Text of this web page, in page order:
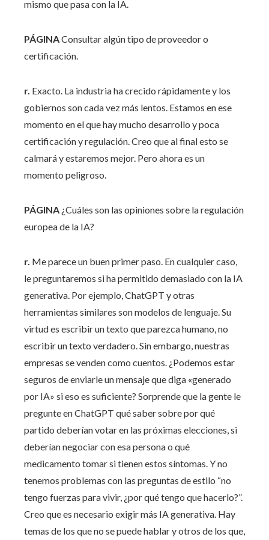
mismo que pasa con la IA.
PÁGINAConsultar algún tipo de proveedor o
certificación.
r. Exacto. La industria ha crecido rápidamente y los
gobiernos son cada vez más lentos. Estamos en ese
momento en el que hay mucho desarrollo y poca
certificación y regulación. Creo que al final esto se
calmará y estaremos mejor. Pero ahora es un
momento peligroso.
PÁGINA ¿Cuáles son las opiniones sobre la regulación
europea de la IA?
r. Me parece un buen primer paso. En cualquier caso,
le preguntaremos si ha permitido demasiado con la IA
generativa. Por ejemplo, ChatGPT y otras
herramientas similares son modelos de lenguaje. Su
virtud es escribir un texto que parezca humano, no
escribir un texto verdadero. Sin embargo, nuestras
empresas se venden como cuentos. ¿Podemos estar
seguros de enviarle un mensaje que diga «generado
por IA» si eso es suficiente? Sorprende que la gente le
pregunte en ChatGPT qué saber sobre por qué
partido deberían votar en las próximas elecciones, si
deberían negociar con esa persona o qué
medicamento tomar si tienen estos síntomas. Y no
tenemos problemas con las preguntas de estilo “no
tengo fuerzas para vivir, ¿por qué tengo que hacerlo?”.
Creo que es necesario exigir más IA generativa. Hay
temas de los que no se puede hablar y otros de los que,